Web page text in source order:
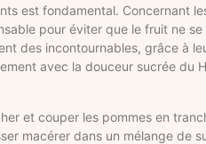
est fondamental. Concernant
pour éviter que le fruit ne
des incontournables, grâce à
avec la douceur sucrée du
et couper les pommes en
macérer dans un mélange de